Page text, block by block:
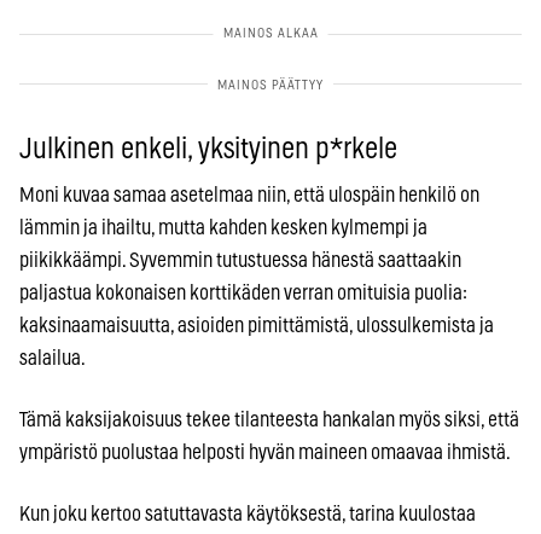
Julkinen enkeli, yksityinen p*rkele
Moni kuvaa samaa asetelmaa niin, että ulospäin henkilö on
lämmin ja ihailtu, mutta kahden kesken kylmempi ja
piikikkäämpi. Syvemmin tutustuessa hänestä saattaakin
paljastua kokonaisen korttikäden verran omituisia puolia:
kaksinaamaisuutta, asioiden pimittämistä, ulossulkemista ja
salailua.
Tämä kaksijakoisuus tekee tilanteesta hankalan myös siksi, että
ympäristö puolustaa helposti hyvän maineen omaavaa ihmistä.
Kun joku kertoo satuttavasta käytöksestä, tarina kuulostaa